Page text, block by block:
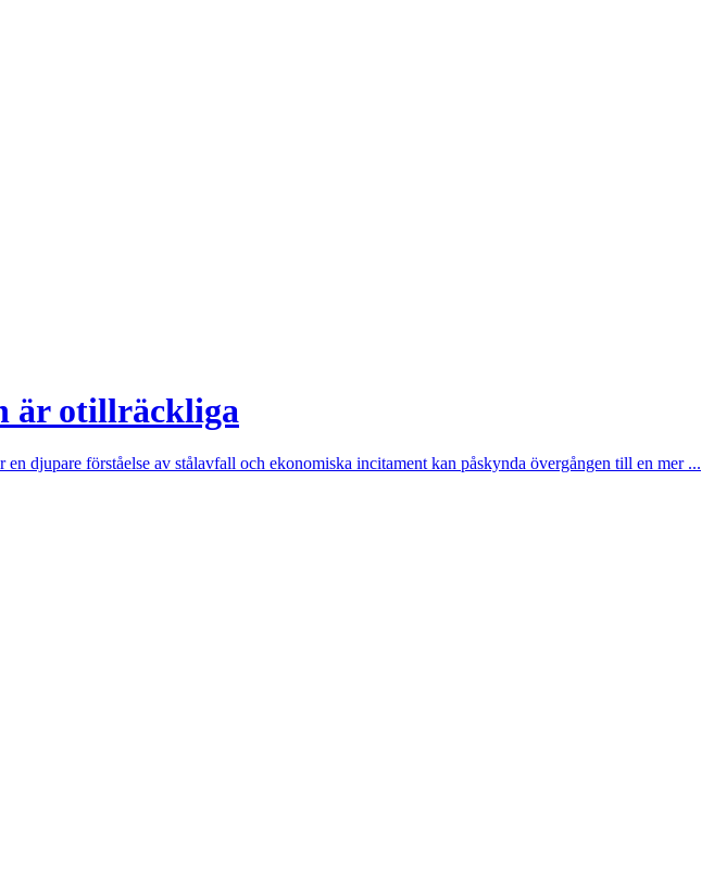
är otillräckliga
djupare förståelse av stålavfall och ekonomiska incitament kan påskynda övergången till en mer ...